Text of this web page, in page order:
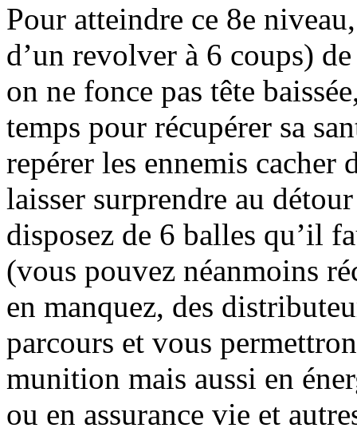
Pour atteindre ce 8e
d’un revolver à 6 coups)
on ne fonce pas tête
temps pour récupérer sa
repérer les ennemis cacher
laisser surprendre au
disposez de 6 balles qu’il
(vous pouvez néanmoins
en manquez, des
parcours et vous
munition mais aussi en
ou en assurance vie et